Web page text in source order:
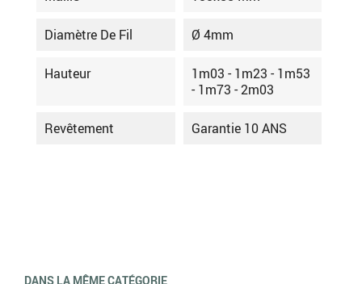
Diamètre De Fil Ø 4mm
Hauteur
1m03 - 1m23 - 1m53
- 1m73 - 2m03
Revêtement Garantie 10 ANS
DANS LA MÊME CATÉGORIE